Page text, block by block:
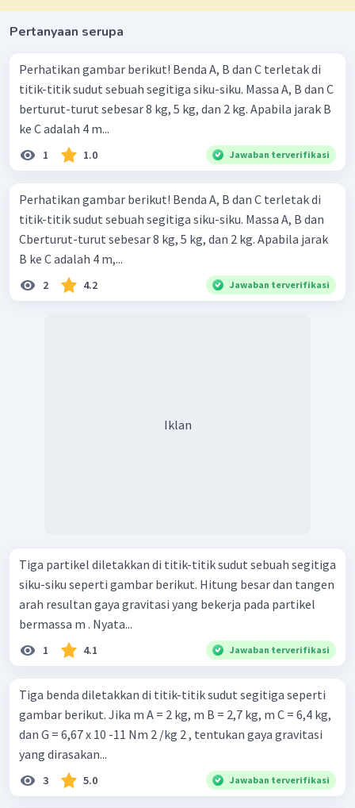
32
(3)
M ×3M
F32 =
3
N
Maka, resultan gayanya adalah:
F3 = F31
2 + F32
2 +2F31 F32 cos θ
F3 = ( ) +2 ( 25 )
F3 =
625
+
9
+
375
F3 = 0, 73GM
F3 = 0, 73 × 6,67× 1 0 11 × 52
F3 = 1,22 × 10
Dengan demikian, resultan gaya gravitasi pada
partikel bermassa 3
22×10−9 N.
Pertanyaan serupa
Perhatikan gambar berikut! Benda A, B dan C terletak di
titik-titik sudut sebuah segitiga siku-siku. Massa A, B dan C
berturut-turut sebesar 8 kg, 5 kg, dan 2 kg. Apabila jarak B
ke C adalah 4 m...
1 1.0 Jawaban terverifikasi
Perhatikan gambar berikut! Benda A, B dan C terletak di
titik-titik sudut sebuah segitiga siku-siku. Massa A, B dan
Cberturut-turut sebesar 8 kg, 5 kg, dan 2 kg. Apabila jarak
B ke C adalah 4 m,...
2 4.2 Jawaban terverifikasi
Iklan
Tiga partikel diletakkan di titik-titik sudut sebuah segitiga
siku-siku seperti gambar berikut. Hitung besar dan tangen
arah resultan gaya gravitasi yang bekerja pada partikel
bermassa m . Nyata...
1 4.1 Jawaban terverifikasi
Tiga benda diletakkan di titik-titik sudut segitiga seperti
gambar berikut. Jika m A = 2 kg, m B = 2,7 kg, m C = 6,4 kg,
dan G = 6,67 x 10 -11 Nm 2 /kg 2 , tentukan gaya gravitasi
yang dirasakan...
3 5.0 Jawaban terverifikasi